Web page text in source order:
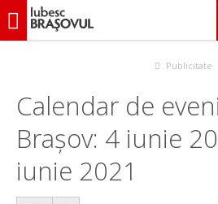
iubescbraşovul.ro
Publicitate
Calendar de
Brașov: 4 iunie
iunie 2021